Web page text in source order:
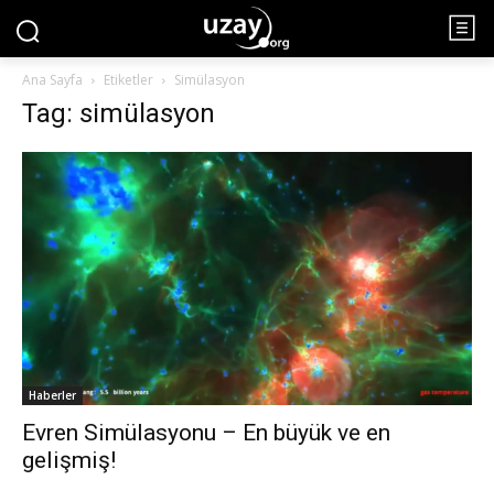
Ana Sayfa Etiketler Simülasyon
Tag: simülasyon
Haberler
Evren Simülasyonu – En büyük ve en
gelişmiş!